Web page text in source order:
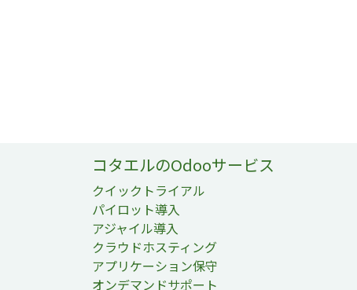
コタエルのOdooサービス
クイックトライアル
パイロット導入
アジャイル導入
クラウドホスティング
アプリケーション保守
オンデマンドサポート